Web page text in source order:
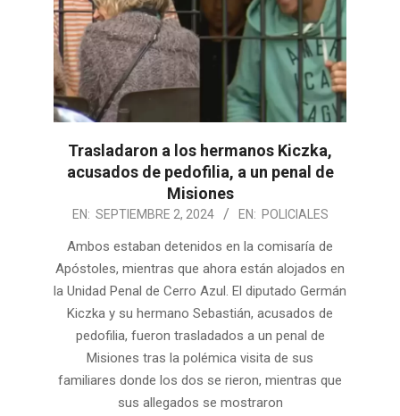
Trasladaron a los hermanos Kiczka,
acusados de pedofilia, a un penal de
Misiones
2024-
EN: SEPTIEMBRE 2, 2024 EN: POLICIALES
Ambos estaban detenidos en la comisaría de
Apóstoles, mientras que ahora están alojados en
la Unidad Penal de Cerro Azul. El diputado Germán
Kiczka y su hermano Sebastián, acusados de
pedofilia, fueron trasladados a un penal de
Misiones tras la polémica visita de sus
familiares donde los dos se rieron, mientras que
sus allegados se mostraron